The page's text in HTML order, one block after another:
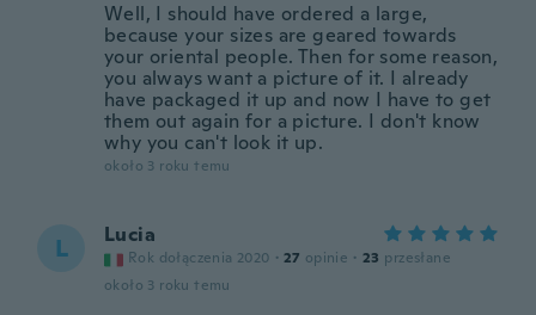
Well, I should have ordered a large,
because your sizes are geared towards
your oriental people. Then for some reason,
you always want a picture of it. I already
have packaged it up and now I have to get
them out again for a picture. I don't know
why you can't look it up.
około 3 roku temu
L Lucia
Rok dołączenia 2020 · 27 opinie · 23 przesłane
około 3 roku temu